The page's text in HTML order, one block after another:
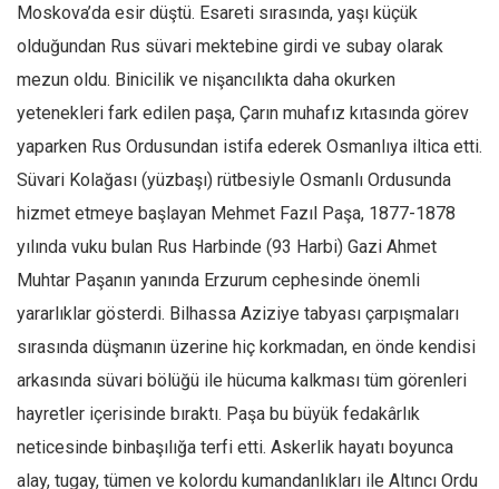
Instagram
YouTube
Editörden
Kemal Özer
Mahmut Toptaş
Yvonne Ridley
Barış Tarımcıoğlu
Ömer Kayani
Yusuf Armağan
Hasanali Yıldırım
Leyla Şerif Emin
Selçuk Türkyılmaz
Moskova’da esir düştü. Esareti sırasında, yaşı küçük
olduğundan Rus süvari mektebine girdi ve subay olarak
mezun oldu. Binicilik ve nişancılıkta daha okurken
yetenekleri fark edilen paşa, Çarın muhafız kıtasında görev
yaparken Rus Ordusundan istifa ederek Osmanlıya iltica etti.
Süvari Kolağası (yüzbaşı) rütbesiyle Osmanlı Ordusunda
hizmet etmeye başlayan Mehmet Fazıl Paşa, 1877-1878
yılında vuku bulan Rus Harbinde (93 Harbi) Gazi Ahmet
Muhtar Paşanın yanında Erzurum cephesinde önemli
yararlıklar gösterdi. Bilhassa Aziziye tabyası çarpışmaları
sırasında düşmanın üzerine hiç korkmadan, en önde kendisi
arkasında süvari bölüğü ile hücuma kalkması tüm görenleri
hayretler içerisinde bıraktı. Paşa bu büyük fedakârlık
neticesinde binbaşılığa terfi etti. Askerlik hayatı boyunca
alay, tugay, tümen ve kolordu kumandanlıkları ile Altıncı Ordu